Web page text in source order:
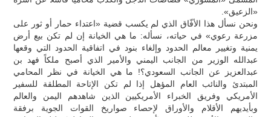
«الزعيق».
ونحن نسأل هذا الأفّاق الذي لم يكسب قضية «اعتداء حمار أو ثور على
مزرعة رعوي» في حياته، نسأله: ما هي الخيانة إن لم تكن بيع أرض
يمنية وتغيير معالم الحدود وإلغاء بنود في اتفاقية الحدود التي وقعها
عبدالله الوزير من الجانب اليمني والأمير الذي أصبح ملكاً فهد بن
عبدالعزيز عن الجانب السعودي؟! ما هي الخيانة في نظر المحامي
المبتدئ والنائب العام المؤهل إذا لم تكن الإتاحة المطلقة للسفير
الأمريكي وفريق الخبراء الأمريكيين الذين شاهدهم اليمن والعالم
وبأيديهم الأقلام والأوراق لإحصاء صواريخ القوات الجوية برفقة